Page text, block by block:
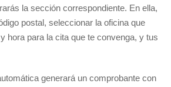
la sección correspondiente. En ella,
postal, seleccionar la oficina que
hora para la cita que te convenga, y tus
generará un comprobante con